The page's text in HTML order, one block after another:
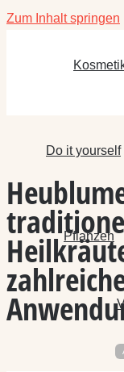
Zum Inhalt springen
Do it yourself
Pflanzen